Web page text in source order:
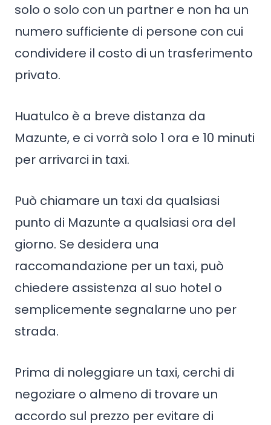
solo o solo con un partner e non ha un
numero sufficiente di persone con cui
condividere il costo di un trasferimento
privato.
Huatulco è a breve distanza da
Mazunte, e ci vorrà solo 1 ora e 10 minuti
per arrivarci in taxi.
Può chiamare un taxi da qualsiasi
punto di Mazunte a qualsiasi ora del
giorno. Se desidera una
raccomandazione per un taxi, può
chiedere assistenza al suo hotel o
semplicemente segnalarne uno per
strada.
Prima di noleggiare un taxi, cerchi di
negoziare o almeno di trovare un
accordo sul prezzo per evitare di